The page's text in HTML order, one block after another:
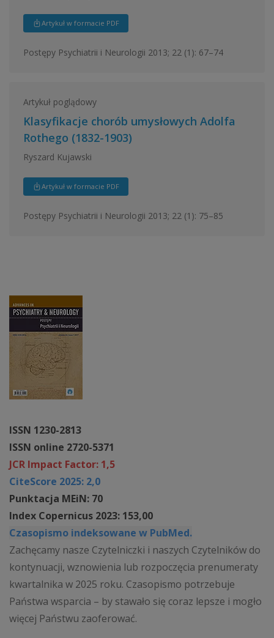
ISSN 1230-2813
ISSN online 2720-5371
JCR Impact Factor: 1,5
CiteScore 2025: 2,0
Punktacja MEiN: 70
Index Copernicus 2023: 153,00
Czasopismo indeksowane w PubMed.
Zachęcamy nasze Czytelniczki i naszych Czytelników do
kontynuacji, wznowienia lub rozpoczęcia prenumeraty
kwartalnika w 2025 roku. Czasopismo potrzebuje
Państwa wsparcia – by stawało się coraz lepsze i mogło
więcej Państwu zaoferować.
Artykuł w formacie PDF
Postępy Psychiatrii i Neurologii 2013; 22 (1): 67–74
Artykuł poglądowy
Klasyfikacje chorób umysłowych Adolfa
Rothego (1832-1903)
Ryszard Kujawski
Artykuł w formacie PDF
Postępy Psychiatrii i Neurologii 2013; 22 (1): 75–85